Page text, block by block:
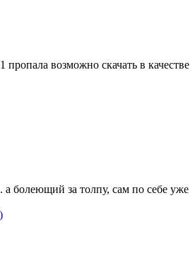
пропала возможно скачать в качестве
а болеющий за толпу, сам по себе уже